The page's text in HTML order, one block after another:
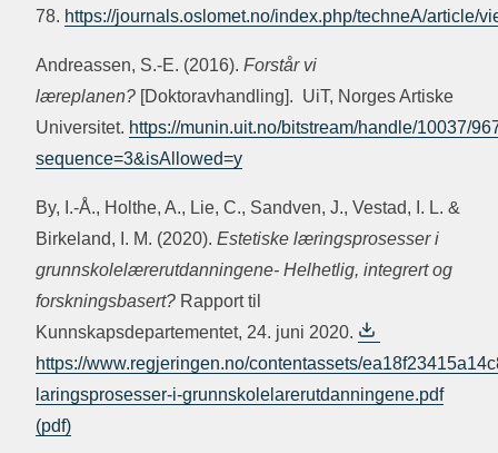
78. https://journals.oslomet.no/index.php/techneA/article/
Andreassen, S.-E. (2016). Forstår vi
læreplanen? [Doktoravhandling]. UiT, Norges Artiske
Universitet. https://munin.uit.no/bitstream/handle/10037/
sequence=3&isAllowed=y
By, I.-Å., Holthe, A., Lie, C., Sandven, J., Vestad, I. L. &
Birkeland, I. M. (2020). Estetiske læringsprosesser i
grunnskolelærerutdanningene- Helhetlig, integrert og
forskningsbasert? Rapport til
Kunnskapsdepartementet, 24. juni 2020.
https://www.regjeringen.no/contentassets/
laringsprosesser-i-grunnskolelarerutdanningene.pdf